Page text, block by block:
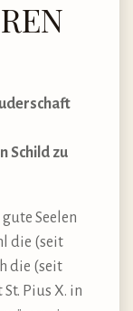
Schild zu
Seelen
die (seit
die (seit
Pius X. in